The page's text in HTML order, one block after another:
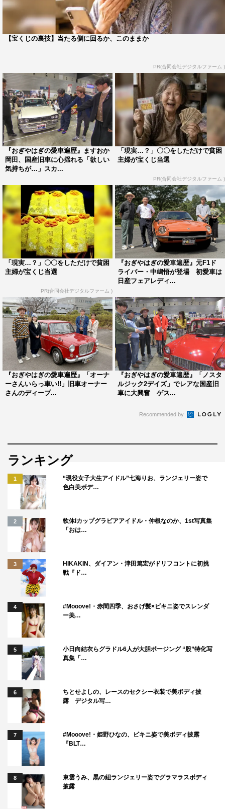
スバルに続き、一行が訪れたのは「ホンダヘリテージワー
クス」のブース。2026年4月に始動したばかりのこのプロ
して登場したのが、伝説の名車・NSX。まるで新車のよう
な輝きを取り戻したその姿に、小木博明は「メーカーが手
がけているんだから間違いない。もはや新車だよ！」と目
を丸くして大はしゃぎ。思わず「買っちゃおうかな…」と
本音が漏れるほど、究極の再生技術を絶賛する。細部まで
完璧にケアされた、まさに“新車のNSX”。その気になるお
値段とは…。
トヨタ博物館のブースを訪れた一行は、歴史的に極めて価
値の高い1台ともいえるセリカGT-FOURと1995年の東京
モーターショーに出展されたサイノスという世界に1台し
かない車2台を目の前に大興奮。館長はセリカGT-FOURに
ついて、トヨタ悲願の一台だったというとWRC挑戦から
22年目にして日本初メーカー部門＆ドライバー部門で2冠
を獲得した当時のエピソードを明かす。また、2012年の
富士6時間耐久レースで優勝したレーシングカーも登場。
一同が驚いたこのレーシングカーに乗っていたドライバー
とは。
次に向かった自動車整備学校のブースでは、学生たちが魂
を込めてレストアした車両がずらり。中でも、美しくかわ
いらしく佇む「ホンダZ」に注目。しかし、その“ビフォ
ー”の写真を見た矢作兼は「山に不法投棄されているよう
な状態だよ！」と、原型をとどめない姿に驚きを隠せな
い。
が、何より一同を仰天させたのはその「入手ルートと驚愕
の費用」。ボロボロに朽ち果て、穴の開いていたエンジン
ルームはいかにしてよみがえったのか。ボディ再生の軌跡
とともに、昭和世代が色めき立つ「懐かしのアイテム」が
施された内装も必見だ。
他にも、学生10人がかりで制作した渾身の一台や、トヨペ
フォーアフターはまさに感動モノ。若き整備士たちの手に
よって奇跡の復活を遂げた名車たちに注目だ。
番組情報
『おぎやはぎの愛車遍歴 NO CAR, NO LIFE!』
BS日テレ
2026年5月16日（土）午後9時～9時54分
出演者：おぎやはぎ、今井優杏（自動車ジャーナリスト）
ゲスト：岡田圭右
©BS日テレ
【宝くじの裏技】当たる側に回るか、このままか
PR(合同会社デジタルファーム )
『おぎやはぎの愛車遍歴』ますおか
岡田、国産旧車に心揺れる「欲しい
気持ちが…」スカ...
「現実…？」〇〇をしただけで貧困
主婦が宝くじ当選
PR(合同会社デジタルファーム )
「現実…？」〇〇をしただけで貧困
主婦が宝くじ当選
PR(合同会社デジタルファーム )
『おぎやはぎの愛車遍歴』元F1ド
ライバー・中嶋悟が登場 初愛車は
日産フェアレディ...
『おぎやはぎの愛車遍歴』「オーナ
ーさんいらっ車い!!」旧車オーナー
さんのディープ...
『おぎやはぎの愛車遍歴』「ノスタ
ルジック2デイズ」でレアな国産旧
車に大興奮 ゲス...
Recommended by
ランキング
1
“現役女子大生アイドル”七海りお、ランジェリー姿で
色白美ボデ…
2
軟体Iカップグラビアアイドル・仲根なのか、1st写真集
「おは…
3
HIKAKIN、ダイアン・津田篤宏がドリフコントに初挑
戦『ド…
4
#Mooove!・赤間四季、おさげ髪×ビキニ姿でスレンダ
ー美…
5
小日向結衣らグラドル6人が大胆ポージング “股”特化写
真集「…
6
ちとせよしの、レースのセクシー衣装で美ボディ披
露 デジタル写…
7
#Mooove!・姫野ひなの、ビキニ姿で美ボディ披露
『BLT…
8
東雲うみ、黒の紐ランジェリー姿でグラマラスボディ
披露